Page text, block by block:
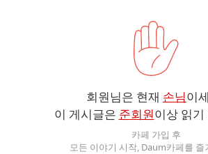
회원님은 현재 손님이
이 게시글은 준회원이상 읽
카페 가입 후
모든 이야기 시작, Daum카페를 즐